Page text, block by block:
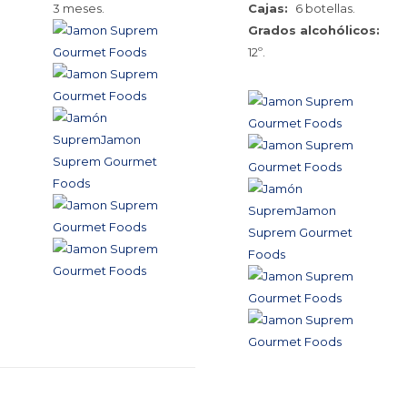
3 meses.
Cajas: 6 botellas.
Grados alcohólicos:
12º.